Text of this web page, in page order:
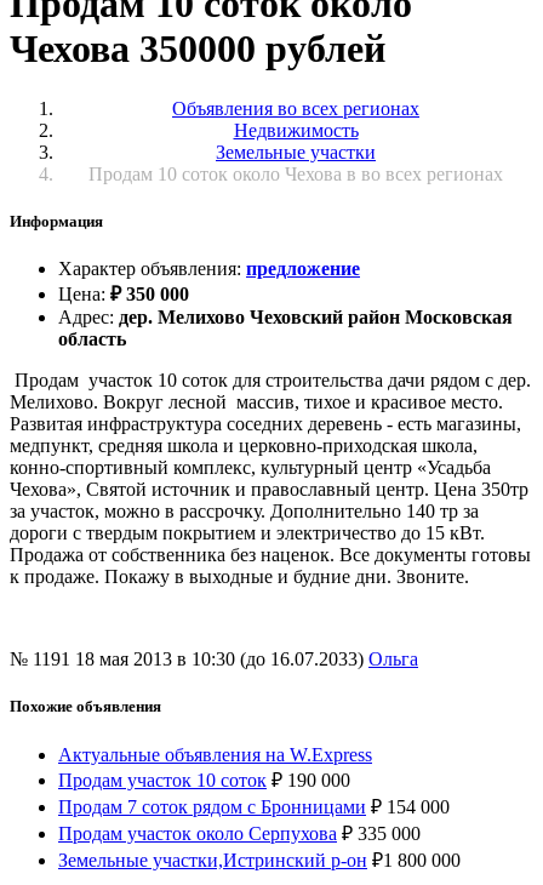
Чехова 350000 рублей
Объявления во всех регионах
Недвижимость
Земельные участки
Продам 10 соток около Чехова в во всех регионах
Информация
Характер объявления: предложение
Цена: ₽350 000
Адрес: дер. Мелихово Чеховский район Московская
область
Продам участок 10 соток для строительства дачи рядом с дер.
Мелихово. Вокруг лесной массив, тихое и красивое место.
Развитая инфраструктура соседних деревень - есть магазины,
медпункт, средняя школа и церковно-приходская школа,
конно-спортивный комплекс, культурный центр «Усадьба
Чехова», Святой источник и православный центр. Цена 350тр
за участок, можно в рассрочку. Дополнительно 140 тр за
дороги с твердым покрытием и электричество до 15 кВт.
Продажа от собственника без наценок. Все документы готовы
к продаже. Покажу в выходные и будние дни. Звоните.
№ 1191 18 мая 2013 в 10:30 (до 16.07.2033) Ольга
Похожие объявления
Актуальные объявления на W.Express
Продам участок 10 соток ₽ 190 000
Продам 7 соток рядом с Бронницами ₽ 154 000
Продам участок около Серпухова ₽ 335 000
Земельные участки,Истринский р-он ₽1 800 000